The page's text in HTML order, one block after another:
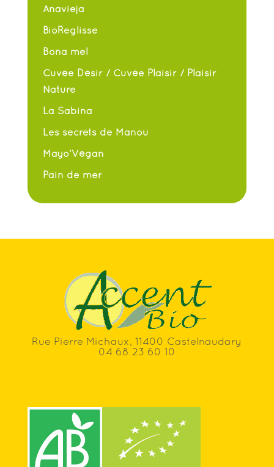
Anavieja
BioReglisse
Bona mel
Cuvée Désir / Cuvée Plaisir / Plaisir
Nature
La Sabina
Les secrets de Manou
Mayo’Végan
Pain de mer
Rue Pierre Michaux, 11400 Castelnaudary
04 68 23 60 10